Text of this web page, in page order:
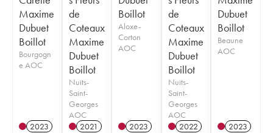
Maxime
Dubuet
Boillot
Bourgogn
e AOC
2023
de
Coteaux
Maxime
Dubuet
Boillot
Nuits-
Saint-
Georges
AOC
2021
Boillot
Aloxe-
Corton
AOC
2023
de
Coteaux
Maxime
Dubuet
Boillot
Nuits-
Saint-
Georges
AOC
2022
Dubuet
Boillot
Beaune
AOC
2023